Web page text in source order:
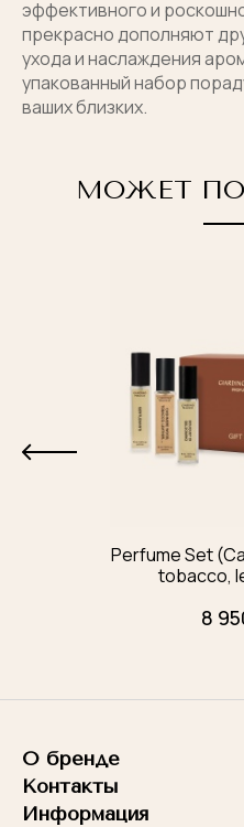
эффективного и
прекрасно дополняют
ухода и наслаждения
упакованный набор
ваших близких.
Ваш телефон
КУПИТЬ В
Имя получателя
МОЖЕТ
Perfume Set
tobacco,
8
О бренде
Контакты
Информация
Ваш телефон
ОТПРАВИТЬ
Мы ответим вам в